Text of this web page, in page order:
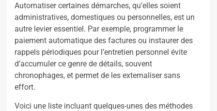
Automatiser certaines démarches, qu’elles soient
administratives, domestiques ou personnelles, est un
autre levier essentiel. Par exemple, programmer le
paiement automatique des factures ou instaurer des
rappels périodiques pour l’entretien personnel évite
d’accumuler ce genre de détails, souvent
chronophages, et permet de les externaliser sans
effort.
Voici une liste incluant quelques-unes des méthodes